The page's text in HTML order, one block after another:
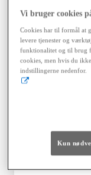
Toyota
Yaris 4A
Nykøbing Mors
HYBRID
Hybrid
Vi bruger cookies
Cookies har til formål at
levere tjenester og
funktionalitet og til brug
cookies, men hvis du
indstillingerne nedenfor.
Kun